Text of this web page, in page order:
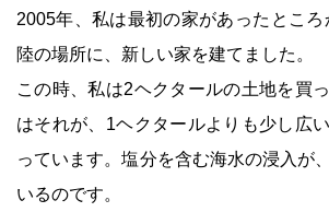
2005年、私は最初の家があったとこ
陸の場所に、新しい家を建てました。
この時、私は2ヘクタールの土地を買
はそれが、1ヘクタールよりも少し広
っています。塩分を含む海水の浸入が
いるのです。